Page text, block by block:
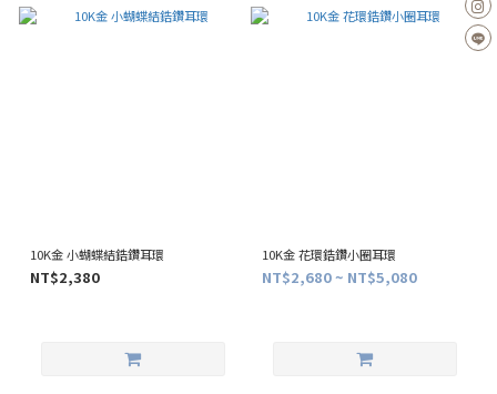
10K金 小蝴蝶結鋯鑽耳環
NT$2,380
10K金 花環鋯鑽小圈耳環
NT$2,680 ~ NT$5,080